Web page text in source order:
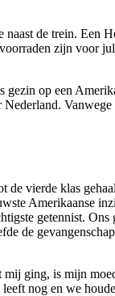
de trein. Een
zijn voor
gezin op een
vierde klas
Amerikaanse
getennist.
de
ging, is mijn
nog en we